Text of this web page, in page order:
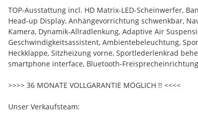
TOP-Ausstattung incl. HD Matrix-LED-Scheinwerfer,
Head-up Display, Anhängevorrichtung schwenkbar,
Kamera, Dynamik-Allradlenkung, Adaptive Air
Geschwindigkeitsassistent, Ambientebeleuchtung,
Heckklappe, Sitzheizung vorne, Sportlederlenkrad
smartphone interface, Bluetooth-
>>>> 36 MONATE VOLLGARANTIE MÖGLICH !! <<<<
Unser Verkaufsteam: